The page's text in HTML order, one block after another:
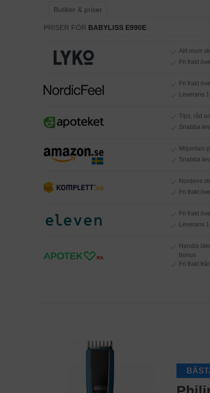
Butiker & priser
PRISER FÖR BABYLISS E990E
Allt inom
Fri frakt
Fri frakt
Leverans
Tips, råd
Snabba
Miljontals
Snabba
Nordens
Fri frakt
Fri frakt
Leverans
Handla
bonus
Fri frakt